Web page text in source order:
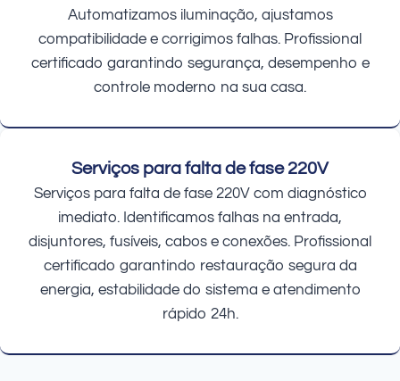
Automatizamos iluminação, ajustamos
compatibilidade e corrigimos falhas. Profissional
certificado garantindo segurança, desempenho e
controle moderno na sua casa.
Serviços para falta de fase 220V
Serviços para falta de fase 220V com diagnóstico
imediato. Identificamos falhas na entrada,
disjuntores, fusíveis, cabos e conexões. Profissional
certificado garantindo restauração segura da
energia, estabilidade do sistema e atendimento
rápido 24h.